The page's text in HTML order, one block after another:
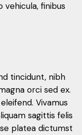
vehicula, finibus
tincidunt, nibh
orci sed ex.
Vivamus
sagittis felis
platea dictumst